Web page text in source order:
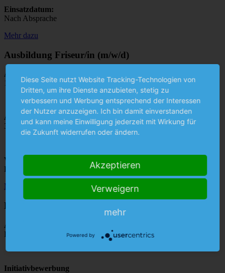
Einsatzdatum:
Nach Absprache
Mehr dazu
Ausbildung Friseur/in (m/w/d)
Ausbildungsstart:
1.August 2026
Ausbildungsdauer:
3 Jahre
Voraussetzung:
Hauptschulabschluss oder höher
Mehr dazu
Rezeptionist/in (m/w/d)
Anstellungsart:
Individuell vereinbar
Initiativbewerbung
Diese Seite nutzt Website Tracking-Technologien von
Dritten, um ihre Dienste anzubieten, stetig zu
verbessern und Werbung entsprechend der Interessen
der Nutzer anzuzeigen. Ich bin damit einverstanden
und kann meine Einwilligung jederzeit mit Wirkung für
die Zukunft widerrufen oder ändern.
Akzeptieren
Verweigern
mehr
Powered by